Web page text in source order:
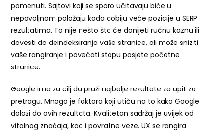
pomenuti. Sajtovi koji se sporo učitavaju biće u
nepovoljnom položaju kada dobiju veće pozicije u SERP
rezultatima. To nije nešto što će donijeti ručnu kaznu ili
dovesti do deindeksiranja vaše stranice, ali može sniziti
vaše rangiranje i povećati stopu posjete početne
stranice.
Google ima za cilj da pruži najbolje rezultate za upit za
pretragu. Mnogo je faktora koji utiču na to kako Google
dolazi do ovih rezultata. Kvalitetan sadržaj je uvijek od
vitalnog značaja, kao i povratne veze. UX se rangira